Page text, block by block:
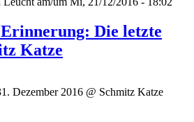
Die letzte
Katze
Dezember 2016 @ Schmitz Katze